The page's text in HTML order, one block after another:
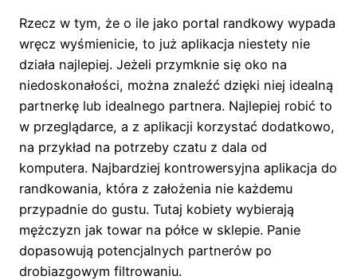
Rzecz w tym, że o ile jako portal randkowy wypada
wręcz wyśmienicie, to już aplikacja niestety nie
działa najlepiej. Jeżeli przymknie się oko na
niedoskonałości, można znaleźć dzięki niej idealną
partnerkę lub idealnego partnera. Najlepiej robić to
w przeglądarce, a z aplikacji korzystać dodatkowo,
na przykład na potrzeby czatu z dala od
komputera. Najbardziej kontrowersyjna aplikacja do
randkowania, która z założenia nie każdemu
przypadnie do gustu. Tutaj kobiety wybierają
mężczyzn jak towar na półce w sklepie. Panie
dopasowują potencjalnych partnerów po
drobiazgowym filtrowaniu.